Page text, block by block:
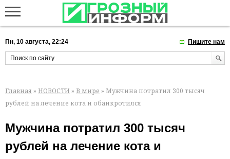
Пн, 10 августа, 22:24 Пишите нам
Главная » НОВОСТИ » В мире » Мужчина потратил 300 тысяч
рублей на лечение кота и обанкротился
Мужчина потратил 300 тысяч
рублей на лечение кота и